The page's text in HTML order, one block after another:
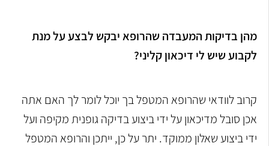
מהן בדיקות המעבדה שהרופא יבקש לבצע על מנת
לקבוע שיש לי דיכאון קליני?
קרוב לוודאי שהרופא המטפל בך יוכל לומר לך האם אתה
אכן סובל מדיכאון על ידי ביצוע בדיקה גופנית מקיפה ועל
ידי ביצוע שאלון ממוקד. יתר על כן, ייתכן והרופא המטפל